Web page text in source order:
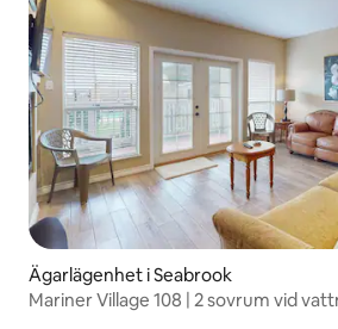
Ägarlägenhet i Seabrook
Mariner Village 108 | 2 sovrum vid